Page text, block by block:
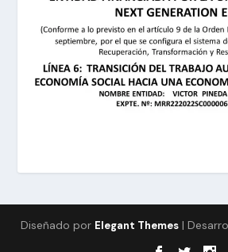
Diseñado por Elegant Themes |